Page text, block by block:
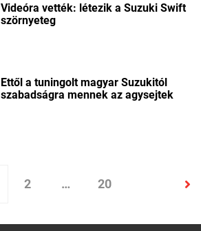
Videóra vették: létezik a Suzuki Swift
szörnyeteg
Ettől a tuningolt magyar Suzukitól
szabadságra mennek az agysejtek
2 … 20